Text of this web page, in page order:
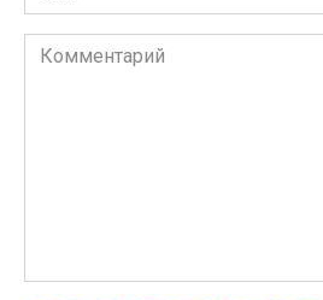
Комментарий